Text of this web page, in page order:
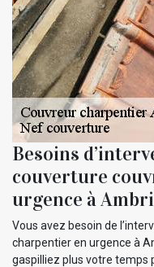
Besoins
couverture
urgence à
Vous avez besoin de
charpentier en urgence à
gaspilliez plus votre temps